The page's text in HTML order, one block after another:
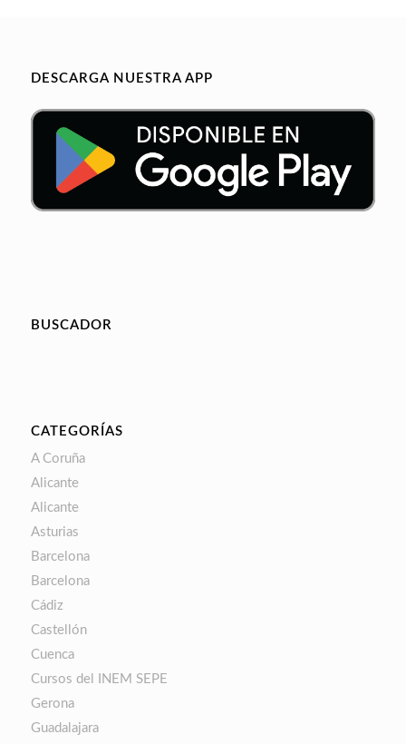
DESCARGA NUESTRA APP
BUSCADOR
CATEGORÍAS
A Coruña
Alicante
Alicante
Asturias
Barcelona
Barcelona
Cádiz
Castellón
Cuenca
Cursos del INEM SEPE
Gerona
Guadalajara